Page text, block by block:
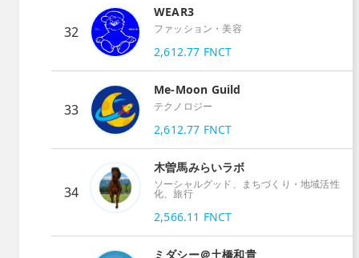
32
WEAR3
ファッション・美容
2,612.77 FNCT
33
Me-Moon Guild
テクノロジー
2,612.77 FNCT
34
木曽馬みらいラボ
ソーシャルグッド、まちづくり・地域活性
化、旅行
2,566.11 FNCT
ミダシー＠土橋和貴